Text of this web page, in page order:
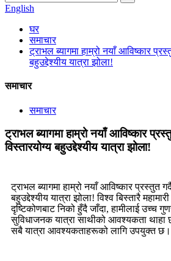
English
घर
समाचार
ट्राभल ब्यागमा हाम्रो नयाँ आविष्कार
बहुउद्देश्यीय यात्रा झोला!
समाचार
समाचार
ट्राभल ब्यागमा हाम्रो नयाँ आविष्कार
विस्तारयोग्य बहुउद्देश्यीय यात्रा झोला!
ट्राभल ब्यागमा हाम्रो नयाँ आविष्कार प्रस्तुत
बहुउद्देश्यीय यात्रा झोला! विश्व बिस्तारै महामारी
दृष्टिकोणबाट निको हुँदै जाँदा, हामीलाई उच्च
सुविधाजनक यात्रा साथीको आवश्यकता थाहा
सबै यात्रा आवश्यकताहरूको लागि उपयुक्त छ।